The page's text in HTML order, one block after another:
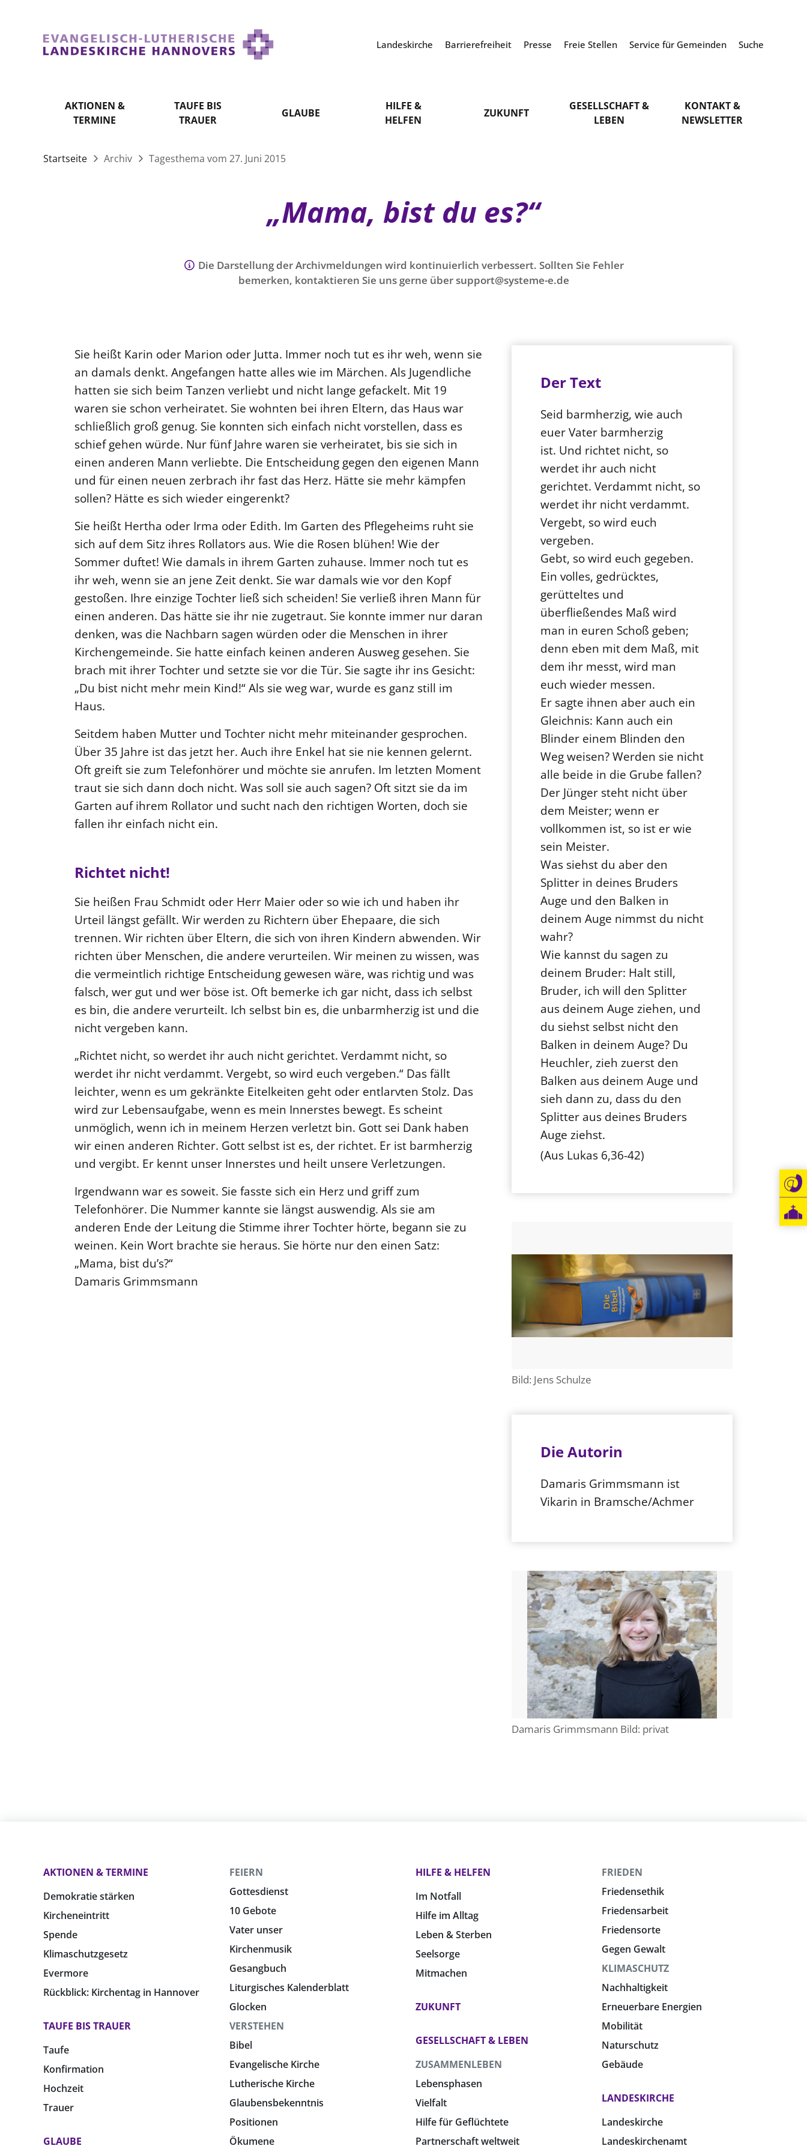
Landeskirche Barrierefreiheit Presse Freie Stellen Service für Gemeinden Suche
AKTIONEN &
TERMINE
TAUFE BIS
TRAUER
GLAUBE
HILFE &
HELFEN
ZUKUNFT
GESELLSCHAFT &
LEBEN
KONTAKT &
NEWSLETTER
Startseite Archiv Tagesthema vom 27. Juni 2015
„Mama, bist du es?“
Die Darstellung der Archivmeldungen wird kontinuierlich verbessert. Sollten Sie Fehler
bemerken, kontaktieren Sie uns gerne über support@systeme-e.de
Sie heißt Karin oder Marion oder Jutta. Immer noch tut es ihr weh, wenn sie
an damals denkt. Angefangen hatte alles wie im Märchen. Als Jugendliche
hatten sie sich beim Tanzen verliebt und nicht lange gefackelt. Mit 19
waren sie schon verheiratet. Sie wohnten bei ihren Eltern, das Haus war
schließlich groß genug. Sie konnten sich einfach nicht vorstellen, dass es
schief gehen würde. Nur fünf Jahre waren sie verheiratet, bis sie sich in
einen anderen Mann verliebte. Die Entscheidung gegen den eigenen Mann
und für einen neuen zerbrach ihr fast das Herz. Hätte sie mehr kämpfen
sollen? Hätte es sich wieder eingerenkt?
Sie heißt Hertha oder Irma oder Edith. Im Garten des Pflegeheims ruht sie
sich auf dem Sitz ihres Rollators aus. Wie die Rosen blühen! Wie der
Sommer duftet! Wie damals in ihrem Garten zuhause. Immer noch tut es
ihr weh, wenn sie an jene Zeit denkt. Sie war damals wie vor den Kopf
gestoßen. Ihre einzige Tochter ließ sich scheiden! Sie verließ ihren Mann für
einen anderen. Das hätte sie ihr nie zugetraut. Sie konnte immer nur daran
denken, was die Nachbarn sagen würden oder die Menschen in ihrer
Kirchengemeinde. Sie hatte einfach keinen anderen Ausweg gesehen. Sie
brach mit ihrer Tochter und setzte sie vor die Tür. Sie sagte ihr ins Gesicht:
„Du bist nicht mehr mein Kind!“ Als sie weg war, wurde es ganz still im
Haus.
Seitdem haben Mutter und Tochter nicht mehr miteinander gesprochen.
Über 35 Jahre ist das jetzt her. Auch ihre Enkel hat sie nie kennen gelernt.
Oft greift sie zum Telefonhörer und möchte sie anrufen. Im letzten Moment
traut sie sich dann doch nicht. Was soll sie auch sagen? Oft sitzt sie da im
Garten auf ihrem Rollator und sucht nach den richtigen Worten, doch sie
fallen ihr einfach nicht ein.
Richtet nicht!
Sie heißen Frau Schmidt oder Herr Maier oder so wie ich und haben ihr
Urteil längst gefällt. Wir werden zu Richtern über Ehepaare, die sich
trennen. Wir richten über Eltern, die sich von ihren Kindern abwenden. Wir
richten über Menschen, die andere verurteilen. Wir meinen zu wissen, was
die vermeintlich richtige Entscheidung gewesen wäre, was richtig und was
falsch, wer gut und wer böse ist. Oft bemerke ich gar nicht, dass ich selbst
es bin, die andere verurteilt. Ich selbst bin es, die unbarmherzig ist und die
nicht vergeben kann.
„Richtet nicht, so werdet ihr auch nicht gerichtet. Verdammt nicht, so
werdet ihr nicht verdammt. Vergebt, so wird euch vergeben.“ Das fällt
leichter, wenn es um gekränkte Eitelkeiten geht oder entlarvten Stolz. Das
wird zur Lebensaufgabe, wenn es mein Innerstes bewegt. Es scheint
unmöglich, wenn ich in meinem Herzen verletzt bin. Gott sei Dank haben
wir einen anderen Richter. Gott selbst ist es, der richtet. Er ist barmherzig
und vergibt. Er kennt unser Innerstes und heilt unsere Verletzungen.
Irgendwann war es soweit. Sie fasste sich ein Herz und griff zum
Telefonhörer. Die Nummer kannte sie längst auswendig. Als sie am
anderen Ende der Leitung die Stimme ihrer Tochter hörte, begann sie zu
weinen. Kein Wort brachte sie heraus. Sie hörte nur den einen Satz:
„Mama, bist du’s?“
Damaris Grimmsmann
Der Text
Seid barmherzig, wie auch
euer Vater barmherzig
ist. Und richtet nicht, so
werdet ihr auch nicht
gerichtet. Verdammt nicht, so
werdet ihr nicht verdammt.
Vergebt, so wird euch
vergeben.
Gebt, so wird euch gegeben.
Ein volles, gedrücktes,
gerütteltes und
überfließendes Maß wird
man in euren Schoß geben;
denn eben mit dem Maß, mit
dem ihr messt, wird man
euch wieder messen.
Er sagte ihnen aber auch ein
Gleichnis: Kann auch ein
Blinder einem Blinden den
Weg weisen? Werden sie nicht
alle beide in die Grube fallen?
Der Jünger steht nicht über
dem Meister; wenn er
vollkommen ist, so ist er wie
sein Meister.
Was siehst du aber den
Splitter in deines Bruders
Auge und den Balken in
deinem Auge nimmst du nicht
wahr?
Wie kannst du sagen zu
deinem Bruder: Halt still,
Bruder, ich will den Splitter
aus deinem Auge ziehen, und
du siehst selbst nicht den
Balken in deinem Auge? Du
Heuchler, zieh zuerst den
Balken aus deinem Auge und
sieh dann zu, dass du den
Splitter aus deines Bruders
Auge ziehst.
(Aus Lukas 6,36-42)
Bild: Jens Schulze
Die Autorin
Damaris Grimmsmann ist
Vikarin in Bramsche/Achmer
Damaris Grimmsmann Bild: privat
AKTIONEN & TERMINE
Demokratie stärken
Kircheneintritt
Spende
Klimaschutzgesetz
Evermore
Rückblick: Kirchentag in Hannover
TAUFE BIS TRAUER
Taufe
Konfirmation
Hochzeit
Trauer
GLAUBE
FEIERN
Gottesdienst
10 Gebote
Vater unser
Kirchenmusik
Gesangbuch
Liturgisches Kalenderblatt
Glocken
VERSTEHEN
Bibel
Evangelische Kirche
Lutherische Kirche
Glaubensbekenntnis
Positionen
Ökumene
HILFE & HELFEN
Im Notfall
Hilfe im Alltag
Leben & Sterben
Seelsorge
Mitmachen
ZUKUNFT
GESELLSCHAFT & LEBEN
ZUSAMMENLEBEN
Lebensphasen
Vielfalt
Hilfe für Geflüchtete
Partnerschaft weltweit
FRIEDEN
Friedensethik
Friedensarbeit
Friedensorte
Gegen Gewalt
KLIMASCHUTZ
Nachhaltigkeit
Erneuerbare Energien
Mobilität
Naturschutz
Gebäude
LANDESKIRCHE
Landeskirche
Landeskirchenamt